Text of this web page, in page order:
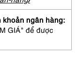
khoản ngân hàng:
GIÁ" để được